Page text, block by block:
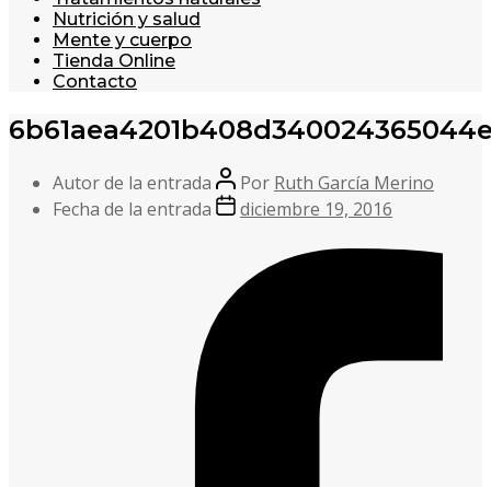
Nutrición y salud
Mente y cuerpo
Tienda Online
Contacto
Autor de la entrada Por Ruth García Merino
Fecha de la entrada
diciembre 19, 2016